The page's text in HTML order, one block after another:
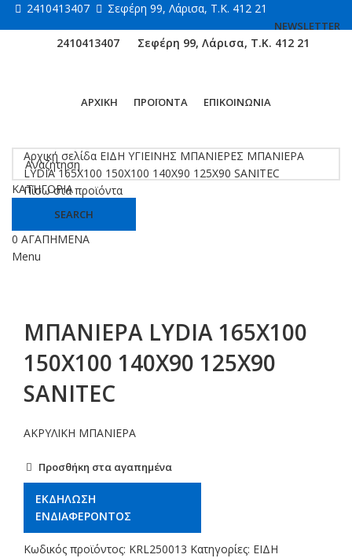
2410413407 Σεφέρη 99, Λάρισα, Τ.Κ. 412 21
NEWSLETTER
2410413407 Σεφέρη 99, Λάρισα, Τ.Κ. 412 21
ΚΑΤΗΓΟΡΙΑ
SEARCH
0 ΑΓΑΠΗΜΕΝΑ
Menu
ΑΡΧΙΚΗ ΠΡΟΪΟΝΤΑ ΕΠΙΚΟΙΝΩΝΙΑ
Αρχική σελίδα ΕΙΔΗ ΥΓΙΕΙΝΗΣ ΜΠΑΝΙΕΡΕΣ ΜΠΑΝΙΕΡΑ
LYDIA 165X100 150X100 140X90 125X90 SANITEC
Πίσω στα προϊόντα
ΜΠΑΝΙΕΡΑ LYDIA 165X100
150X100 140X90 125X90
SANITEC
ΑΚΡΥΛΙΚΗ ΜΠΑΝΙΕΡΑ
Προσθήκη στα αγαπημένα
ΕΚΔΗΛΩΣΗ
ΕΝΔΙΑΦΕΡΟΝΤΟΣ
Κωδικός προϊόντος: KRL250013 Κατηγορίες: ΕΙΔΗ